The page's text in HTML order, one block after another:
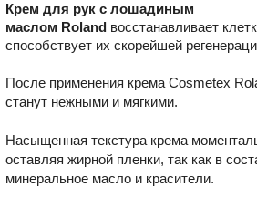
Крем для рук с лошадиным
маслом Roland восстанавливает
способствует их скорейшей
После применения крема Cosmetex
станут нежными и мягкими.
Насыщенная текстура крема
оставляя жирной пленки, так как в
минеральное масло и красители.